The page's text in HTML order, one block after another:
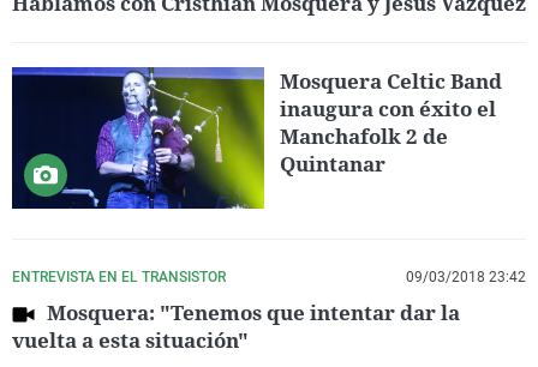
Mosquera Celtic Band
inaugura con éxito el
Manchafolk 2 de
Quintanar
ENTREVISTA EN EL TRANSISTOR 09/03/2018 23:42
Mosquera: "Tenemos que intentar dar la
vuelta a esta situación"